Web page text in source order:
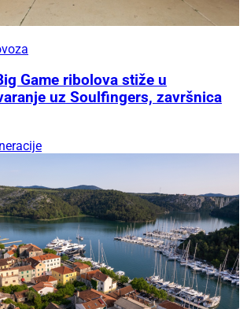
Game ribolova stiže u
uz Soulfingers, završnica